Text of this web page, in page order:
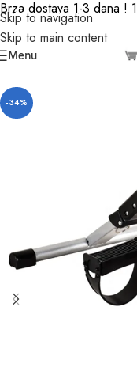
Skip to navigation
Skip to main content
Brza dostava 1-3 dana !
Menu
-34%